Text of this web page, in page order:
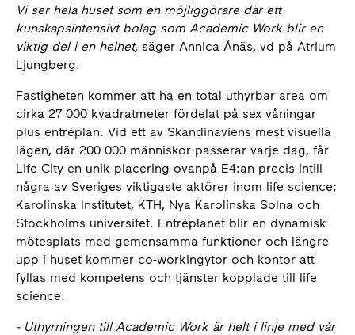
Vi ser hela huset som en möjliggörare där ett
kunskapsintensivt bolag som Academic Work blir en
viktig del i en helhet, säger Annica Ånäs, vd på Atrium
Ljungberg.
Fastigheten kommer att ha en total uthyrbar area om
cirka 27 000 kvadratmeter fördelat på sex våningar
plus entréplan. Vid ett av Skandinaviens mest visuella
lägen, där 200 000 människor passerar varje dag, får
Life City en unik placering ovanpå E4:an precis intill
några av Sveriges viktigaste aktörer inom life science;
Karolinska Institutet, KTH, Nya Karolinska Solna och
Stockholms universitet. Entréplanet blir en dynamisk
mötesplats med gemensamma funktioner och längre
upp i huset kommer co-workingytor och kontor att
fyllas med kompetens och tjänster kopplade till life
science.
- Uthyrningen till Academic Work är helt i linje med vår